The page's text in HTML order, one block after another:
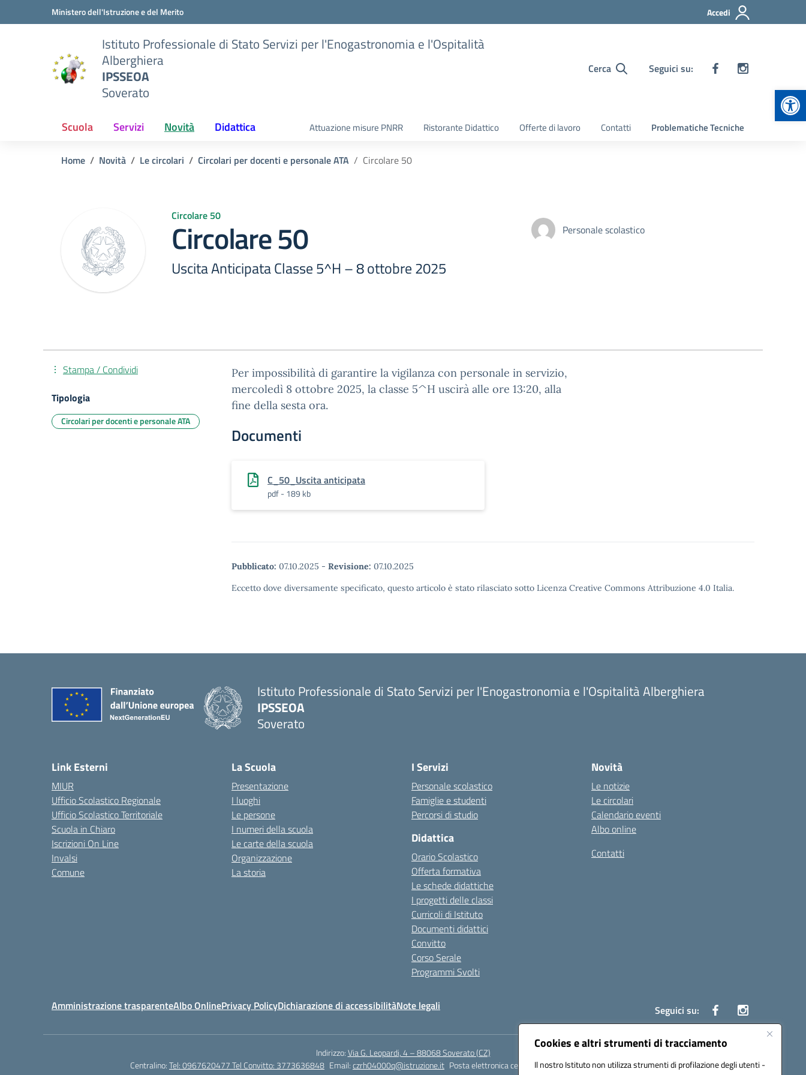
Cookies e altri strumenti di tracciamento
Il nostro Istituto non utilizza strumenti di profilazione degli utenti -
Vai ai contenuti
Vai al menu di navigazioneMinistero dell'Istruzione e del Merito Accedi
Istituto Professionale di Stato Servizi per l'Enogastronomia e l'Ospitalità
Alberghiera
IPSSEOA
Soverato
Cerca Seguici su:
Scuola Servizi Novità Didattica Attuazione misure PNRR Ristorante Didattico Offerte di lavoro Contatti Problematiche Tecniche
Home Novità Le circolari Circolari per docenti e personale ATA Circolare 50
Circolare 50
Circolare 50
Uscita Anticipata Classe 5^H – 8 ottobre 2025
Personale scolastico
Per impossibilità di garantire la vigilanza con personale in servizio,
mercoledì 8 ottobre 2025, la classe 5^H uscirà alle ore 13:20, alla
fine della sesta ora.
Documenti
C_50_Uscita anticipata
pdf - 189 kb
Pubblicato: 07.10.2025 - Revisione: 07.10.2025
Eccetto dove diversamente specificato, questo articolo è stato rilasciato sotto Licenza Creative Commons Attribuzione 4.0 Italia.
Stampa / Condividi
Tipologia
Circolari per docenti e personale ATA
Istituto Professionale di Stato Servizi per l'Enogastronomia e l'Ospitalità Alberghiera
IPSSEOA
Soverato
Link Esterni
MIUR
Ufficio Scolastico Regionale
Ufficio Scolastico Territoriale
Scuola in Chiaro
Iscrizioni On Line
Invalsi
Comune
La Scuola
Presentazione
I luoghi
Le persone
I numeri della scuola
Le carte della scuola
Organizzazione
La storia
I Servizi
Personale scolastico
Famiglie e studenti
Percorsi di studio
Didattica
Orario Scolastico
Offerta formativa
Le schede didattiche
I progetti delle classi
Curricoli di Istituto
Documenti didattici
Convitto
Corso Serale
Programmi Svolti
Novità
Le notizie
Le circolari
Calendario eventi
Albo online
Contatti
Amministrazione trasparenteAlbo OnlinePrivacy PolicyDichiarazione di accessibilitàNote legali Seguici su:
Indirizzo:Via G. Leopardi, 4 – 88068 Soverato (CZ)
Centralino:Tel: 0967620477 Tel Convitto: 3773636848 Email:czrh04000q@istruzione.it Posta elettronica certificata (PEC):czrh04000q@pec.istruzione.it